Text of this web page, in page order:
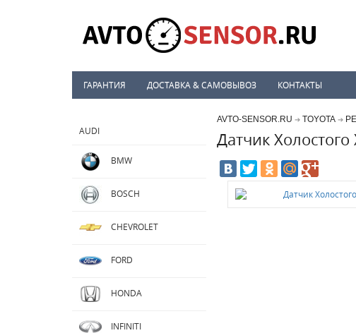
ГАРАНТИЯ ДОСТАВКА & САМОВЫВОЗ КОНТАКТЫ
AUDI
BMW
BOSCH
CHEVROLET
FORD
HONDA
INFINITI
AVTO-SENSOR.RU ➔ TOYOTA ➔
Датчик